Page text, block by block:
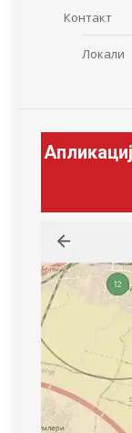
Контакт
Локали